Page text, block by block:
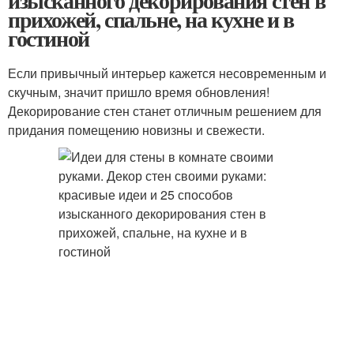
прихожей, спальне, на кухне и в
гостиной
Если привычный интерьер кажется несовременным и
скучным, значит пришло время обновления!
Декорирование стен станет отличным решением для
придания помещению новизны и свежести.